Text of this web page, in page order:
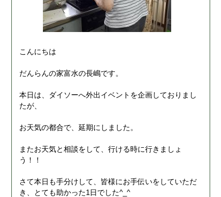
こんにちは
だんらんの家富水の長嶋です。
本日は、ダイソーへ外出イベントを企画しておりまし
たが、
お天気の都合で、延期にしました。
またお天気と相談をして、行ける時に行きましょ
う！！
さて本日も手分けして、皆様にお手伝いをしていただ
き、とても助かった1日でした^_^